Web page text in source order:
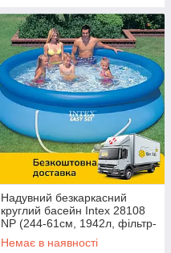
Надувний безкаркасний
круглий басейн Intex 28108
NP (244-61см, 1942л, фільтр-
насос) Синій
Немає в наявності